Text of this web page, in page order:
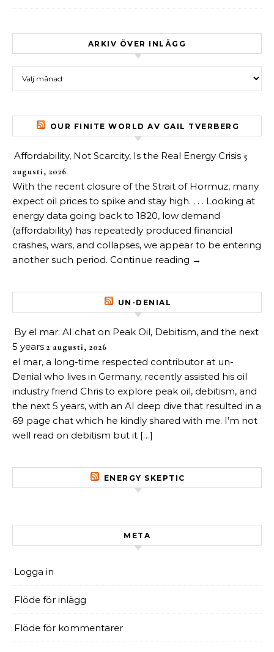
ARKIV ÖVER INLÄGG
OUR FINITE WORLD AV GAIL TVERBERG
Affordability, Not Scarcity, Is the Real Energy Crisis 5
augusti, 2026
With the recent closure of the Strait of Hormuz, many
expect oil prices to spike and stay high. . . . Looking at
energy data going back to 1820, low demand
(affordability) has repeatedly produced financial
crashes, wars, and collapses, we appear to be entering
another such period. Continue reading →
UN-DENIAL
By el mar: AI chat on Peak Oil, Debitism, and the next
5 years 2 augusti, 2026
el mar, a long-time respected contributor at un-
Denial who lives in Germany, recently assisted his oil
industry friend Chris to explore peak oil, debitism, and
the next 5 years, with an AI deep dive that resulted in a
69 page chat which he kindly shared with me. I’m not
well read on debitism but it […]
ENERGY SKEPTIC
META
Logga in
Flöde för inlägg
Flöde för kommentarer